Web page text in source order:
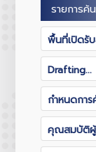
รายการค้
พื้นที่เปิดรั
Drafting...
กำหนดกา
คุณสมบัติ